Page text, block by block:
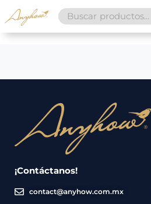
Search
for:
¡Contáctanos!
contact@anyhow.com.mx
Nosotros
Servicios
Envíos
Catálogo
Regalos
Contacto